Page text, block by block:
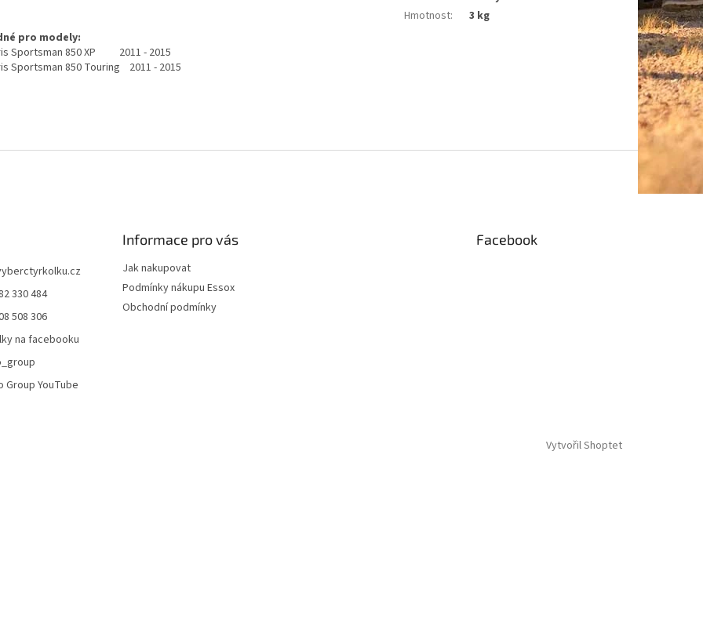
pro modely:
Sportsman 850 XP 2011 - 2015
Sportsman 850 Touring 2011 - 2015
Hmotnost: 3 kg
330 484
508 306
na facebooku
Group YouTube
Informace pro vás
Jak nakupovat
Podmínky nákupu Essox
Obchodní podmínky
Facebook
Vytvořil Shoptet